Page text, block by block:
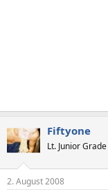
Fiftyone
Lt. Junior Grade
2. August 2008